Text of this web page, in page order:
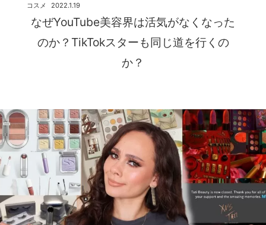
なぜYouTube美容界は活気がなくなった
のか？TikTokスターも同じ道を行くの
か？
2022.1.19
コスメ